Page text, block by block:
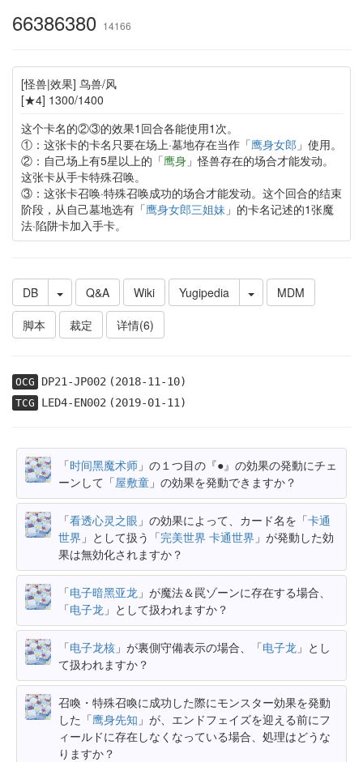
66386380 14166
[怪兽|效果] 鸟兽/风
[★4] 1300/1400
这个卡名的②③的效果1回合各能使用1次。
①：这张卡的卡名只要在场上·墓地存在当作「鹰身女郎 」使用。
②：自己场上有5星以上的「鹰身」怪兽存在的场合才能发动。
这张卡从手卡特殊召唤。
③：这张卡召唤·特殊召唤成功的场合才能发动。这个回合的结束
阶段，从自己墓地选有「鹰身女郎三姐妹 」的卡名记述的1张魔
法·陷阱卡加入手卡。
DB Q&A Wiki Yugipedia
MDM
脚本
裁定 详情(6)
OCG DP21-JP002(2018-11-10)
TCG LED4-EN002(2019-01-11)
「时间黑魔术师 」の１つ目の『●』の効果の発動にチェ
ーンして「屋敷童 」の効果を発動できますか？
「看透心灵之眼 」の効果によって、カード名を「卡通
世界 」として扱う「完美世界 卡通世界 」が発動した効
果は無効化されますか？
「电子暗黑亚龙 」が魔法＆罠ゾーンに存在する場合、
「电子龙 」として扱われますか？
「电子龙核 」が裏側守備表示の場合、「电子龙 」とし
て扱われますか？
召喚・特殊召喚に成功した際にモンスター効果を発動
した「鹰身先知 」が、エンドフェイズを迎える前にフ
ィールドに存在しなくなっている場合、処理はどうな
りますか？